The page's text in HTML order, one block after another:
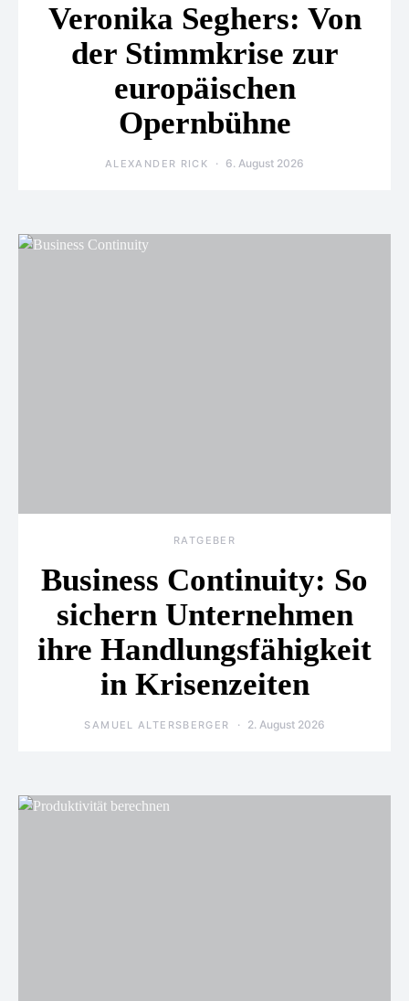
Veronika Seghers: Von
der Stimmkrise zur
europäischen
Opernbühne
ALEXANDER RICK 6. August 2026
RATGEBER
Business Continuity: So
sichern Unternehmen
ihre Handlungsfähigkeit
in Krisenzeiten
SAMUEL ALTERSBERGER 2. August 2026